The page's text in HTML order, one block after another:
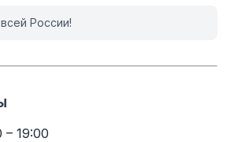
России!
– 19:00